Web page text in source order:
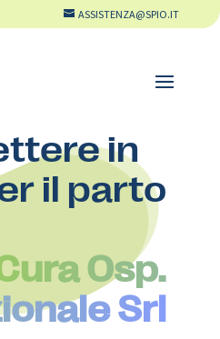
ASSISTENZA@SPIO.IT
in
il parto
Osp.
Srl